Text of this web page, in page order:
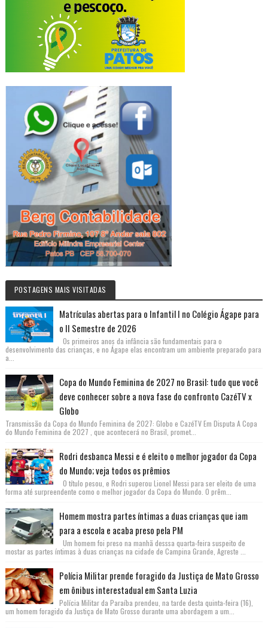
POSTAGENS MAIS VISITADAS
Matrículas abertas para o Infantil I no Colégio Ágape para
o II Semestre de 2026
Os primeiros anos da infância são fundamentais para o
desenvolvimento das crianças, e no Ágape elas encontram um ambiente preparado para
a...
Copa do Mundo Feminina de 2027 no Brasil: tudo que você
deve conhecer sobre a nova fase do confronto CazéTV x
Globo
Transmissão da Copa do Mundo Feminina de 2027: Globo e CazéTV Em Disputa A Copa
do Mundo Feminina de 2027 , que acontecerá no Brasil, promet...
Rodri desbanca Messi e é eleito o melhor jogador da Copa
do Mundo; veja todos os prêmios
O título pesou, e Rodri superou Lionel Messi para ser eleito de uma
forma até surpreendente como o melhor jogador da Copa do Mundo. O prêm...
Homem mostra partes íntimas a duas crianças que iam
para a escola e acaba preso pela PM
Um homem foi preso na manhã desssa quarta-feira suspeito de
mostar as partes íntimas à duas crianças na cidade de Campina Grande, Agreste ...
Polícia Militar prende foragido da Justiça de Mato Grosso
em ônibus interestadual em Santa Luzia
Polícia Militar da Paraíba prendeu, na tarde desta quinta-feira (16),
um homem foragido da Justiça de Mato Grosso durante uma abordagem a um...